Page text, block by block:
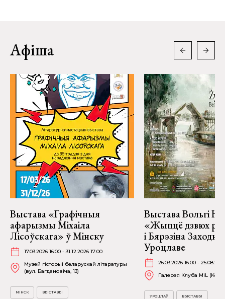
Афіша
Выстава «Графічныя
афарызмы Міхаіла
Лісоўскага» ў Мінску
17.03.2026 16:00 - 31.12.2026 17:00
Музей гісторыі беларускай літаратуры
(вул. Багдановіча, 13)
МІНСК ВЫСТАВЫ
Выстава Вольгі
«Жыццё дзвюх
і Бярэзіна
Уроцлаве
26.03.2026 16:00 -
Галерэя Клуба MiL
УРОЦЛАЎ ВЫСТАВЫ